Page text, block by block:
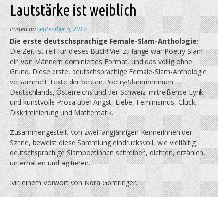
Lautstärke ist weiblich
Posted onSeptember 5, 2017
Die erste deutschsprachige Female-Slam-Anthologie:
Die Zeit ist reif für dieses Buch! Viel zu lange war Poetry Slam
ein von Männern dominiertes Format, und das völlig ohne
Grund. Diese erste, deutschsprachige Female-Slam-Anthologie
versammelt Texte der besten Poetry-Slammerinnen
Deutschlands, Österreichs und der Schweiz: mitreißende Lyrik
und kunstvolle Prosa über Angst, Liebe, Feminismus, Glück,
Diskriminierung und Mathematik.
Zusammengestellt von zwei langjährigen Kennerinnen der
Szene, beweist diese Sammlung eindrucksvoll, wie vielfältig
deutschsprachige Slampoetinnen schreiben, dichten, erzählen,
unterhalten und agitieren.
Mit einem Vorwort von Nora Gomringer.